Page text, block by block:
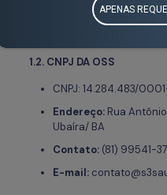
Associação de
1.2. CNPJ DA OSS
CNPJ: 14.284.483/
Endereço:Rua Antônio
Ubaíra/ BA
Contato:(81) 99541-
E-mail: